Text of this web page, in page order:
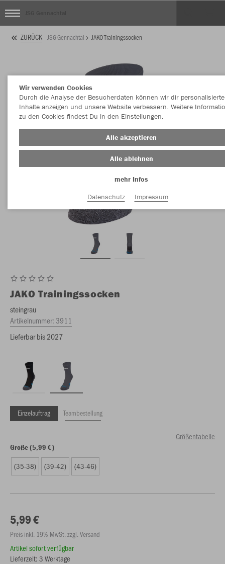
ZURÜCK JSG Gennachtal JAKO Trainingssocken
JAKO Trainingssocken
steingrau
Artikelnummer:3911
Lieferbar bis 2027
Einzelauftrag Teambestellung
Größentabelle
Größe (5,99 €)
(35-38) (39-42) (43-46)
5,99 €
Preis inkl. 19% MwSt. zzgl. Versand
Artikel sofort verfügbar
Lieferzeit: 3 Werktage
Wir verwenden Cookies
Durch die Analyse der Besucherdaten können wir dir personalisierte
Inhalte anzeigen und unsere Website verbessern. Weitere
zu den Cookies findest Du in den Einstellungen.
Alle akzeptieren
Alle ablehnen
mehr Infos
Datenschutz
Impressum